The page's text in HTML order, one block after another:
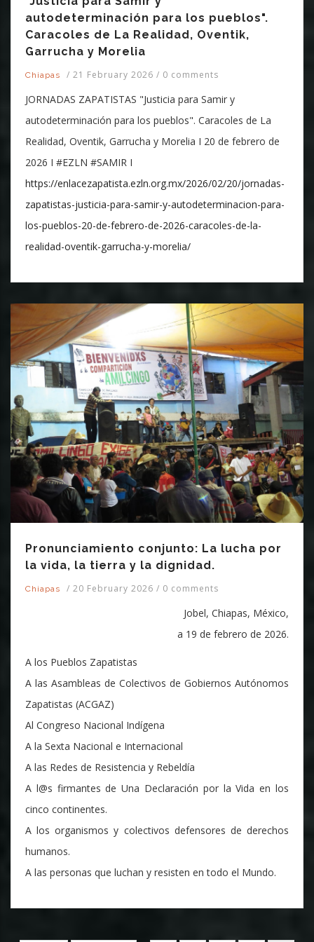
autodeterminación para los pueblos".
Caracoles de La Realidad, Oventik,
Garrucha y Morelia
Chiapas / 21 February 2026 / 0 comments
JORNADAS ZAPATISTAS "Justicia para Samir y
autodeterminación para los pueblos". Caracoles de La
Realidad, Oventik, Garrucha y Morelia I 20 de febrero de
2026 I #EZLN #SAMIR I
https://enlacezapatista.ezln.org.mx/2026/02/20/jornadas-
zapatistas-justicia-para-samir-y-autodeterminacion-para-
los-pueblos-20-de-febrero-de-2026-caracoles-de-la-
realidad-oventik-garrucha-y-morelia/
Pronunciamiento conjunto: La lucha por
la vida, la tierra y la dignidad.
Chiapas / 20 February 2026 / 0 comments
Jobel, Chiapas, México,
a 19 de febrero de 2026.
A los Pueblos Zapatistas
A las Asambleas de Colectivos de Gobiernos Autónomos
Zapatistas (ACGAZ)
Al Congreso Nacional Indígena
A la Sexta Nacional e Internacional
A las Redes de Resistencia y Rebeldía
A l@s firmantes de Una Declaración por la Vida en los
cinco continentes.
A los organismos y colectivos defensores de derechos
humanos.
A las personas que luchan y resisten en todo el Mundo.